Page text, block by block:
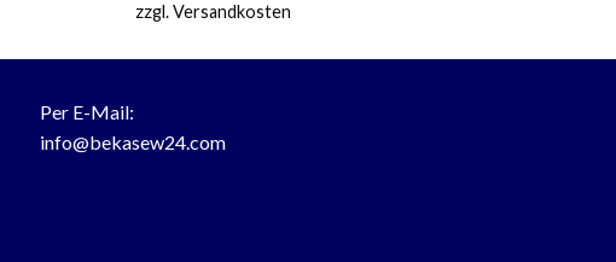
zzgl. Versandkosten
Per E-Mail:
info@bekasew24.com